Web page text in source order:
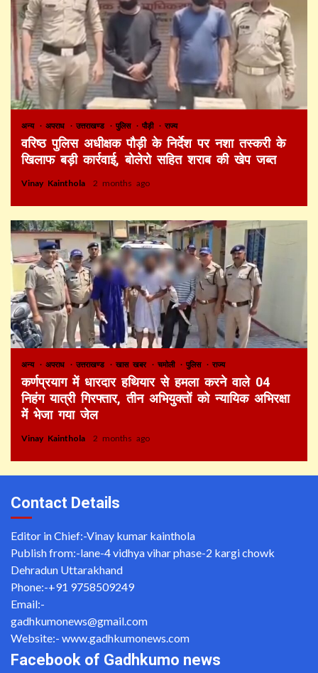
अन्य अपराध उत्तराखण्ड पुलिस पौड़ी राज्य
वरिष्ठ पुलिस अधीक्षक पौड़ी के निर्देश पर नशा तस्करी के
खिलाफ बड़ी कार्रवाई, बोलेरो सहित शराब की खेप जब्त
Vinay Kainthola 2 months ago
अन्य अपराध उत्तराखण्ड खास खबर चमोली पुलिस राज्य
कर्णप्रयाग में धारदार हथियार से हमला करने वाले 04
निहंग यात्री गिरफ्तार, तीन अभियुक्तों को न्यायिक अभिरक्षा
में भेजा गया जेल
Vinay Kainthola 2 months ago
Contact Details
Editor in Chief:-Vinay kumar kainthola
Publish from:-lane-4 vidhya vihar phase-2 kargi chowk
Dehradun Uttarakhand
Phone:-+91 9758509249
Email:-
gadhkumonews@gmail.com
Website:- www.gadhkumonews.com
Facebook of Gadhkumo news